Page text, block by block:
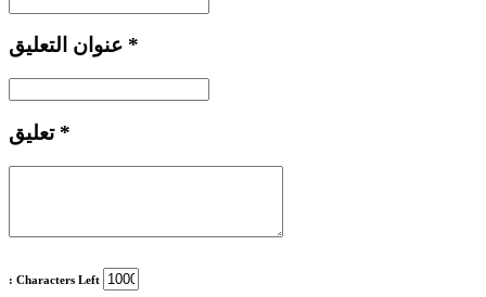
*
تعليق *
: Characters Left